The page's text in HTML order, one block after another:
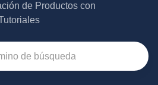
de Productos con